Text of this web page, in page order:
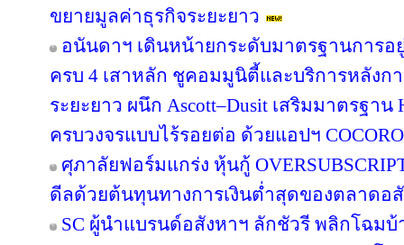
ขยายมูลค่าธุรกิจระยะยาว
อนันดาฯ เดินหน้ายกระดับมาตรฐานการอยู่
ครบ 4 เสาหลัก ชูคอมมูนิตี้และบริการหลังกา
ระยะยาว ผนึก Ascott–Dusit เสริมมาตรฐา
ครบวงจรแบบไร้รอยต่อ ด้วยแอปฯ COCORO
ศุภาลัยฟอร์มแกร่ง หุ้นกู้
ดีลด้วยต้นทุนทางการเงินต่ำสุดของตลาดอ
SC ผู้นำแบรนด์อสังหาฯ ลักชัวรี พลิกโฉมบ้